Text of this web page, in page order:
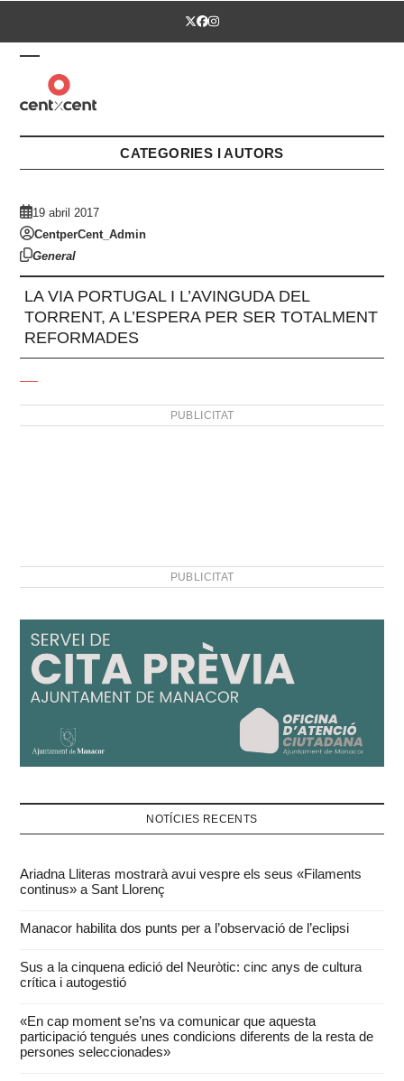
Twitter
Facebook
Instagram
Open
mobile
menu
Close
mobile
menu
CATEGORIES I AUTORS
19 abril 2017
CentperCent_Admin
General
LA VIA PORTUGAL I L’AVINGUDA DEL
TORRENT, A L’ESPERA PER SER TOTALMENT
REFORMADES
PUBLICITAT
PUBLICITAT
NOTÍCIES RECENTS
Ariadna Lliteras mostrarà avui vespre els seus «Filaments
continus» a Sant Llorenç
Manacor habilita dos punts per a l’observació de l’eclipsi
Sus a la cinquena edició del Neuròtic: cinc anys de cultura
crítica i autogestió
«En cap moment se’ns va comunicar que aquesta
participació tengués unes condicions diferents de la resta de
persones seleccionades»